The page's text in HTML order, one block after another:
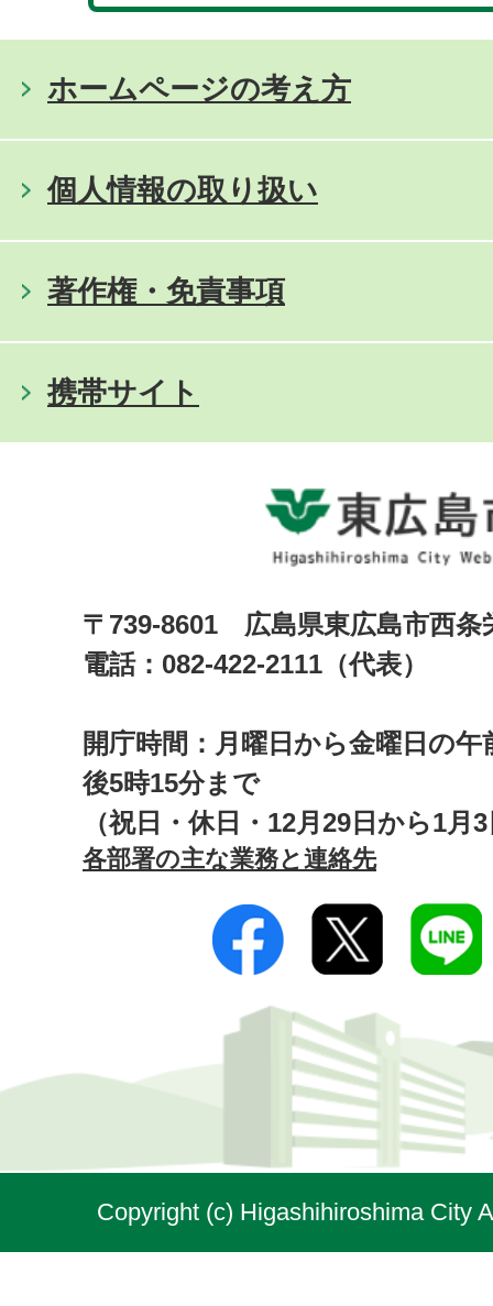
ホームページの考え方
個人情報の取り扱い
著作権・免責事項
携帯サイト
〒739-8601 広島県東広島市西
電話：082-422-2111（代表）
開庁時間：月曜日から金曜日の午
後5時15分まで
（祝日・休日・12月29日から1月
各部署の主な業務と連絡先
Copyright (c) Higashihiroshima City